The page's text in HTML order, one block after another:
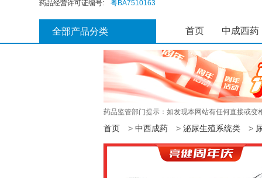
营业执照:
91440200668211190E
医疗器械经营许可证:
粤韶药监械经营许20220105号
第二类医疗器械经营备案凭证:
粤韶食药监械经营备20150035号
201910026440000456
粤—经营性—2020—0437
药品经营许可证编号:
粤BA7510163
91440200668211190E
医疗器械经营许可证:
粤韶药监械经营许20220105号
第二类医疗器械经营备案凭证:
粤韶食药监械经营备20150035号
JY14402040013102
201910026440000456
全部产品分类 首页 中成西药
药品监管部门提示：如发现本网站有任何直接或
首页 > 中西成药 > 泌尿生殖系统类 >